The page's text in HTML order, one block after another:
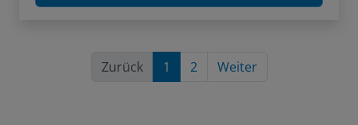
Zurück 1 2 Weiter